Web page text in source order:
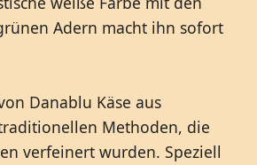
Adern macht ihn sofort
Danablu Käse aus
Methoden, die
verfeinert wurden. Speziell